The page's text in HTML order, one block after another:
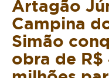
Artagão
Campina
Simão
obra de R$